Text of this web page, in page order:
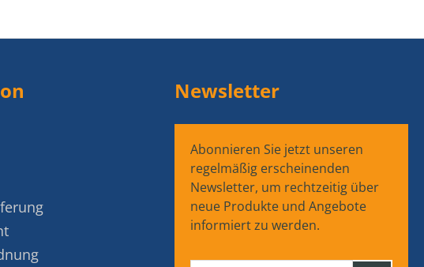
Newsletter
Abonnieren Sie jetzt unseren
regelmäßig erscheinenden
Newsletter, um rechtzeitig über
neue Produkte und Angebote
informiert zu werden.